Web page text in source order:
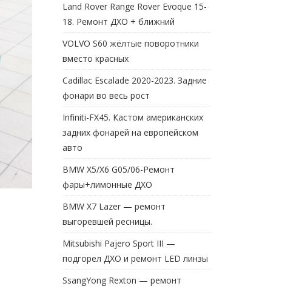
Land Rover Range Rover Evoque 15-
18. Ремонт ДХО + ближний
VOLVO S60 жёлтые поворотники
вместо красных
Cadillac Escalade 2020-2023. Задние
фонари во весь рост
Infiniti-FX45. Кастом американских
задних фонарей на европейском
авто
BMW X5/X6 G05/06-Ремонт
фары+лимонные ДХО
BMW X7 Lazer — ремонт
выгоревшей ресницы.
Mitsubishi Pajero Sport III —
подгорел ДХО и ремонт LED линзы
SsangYong Rexton — ремонт